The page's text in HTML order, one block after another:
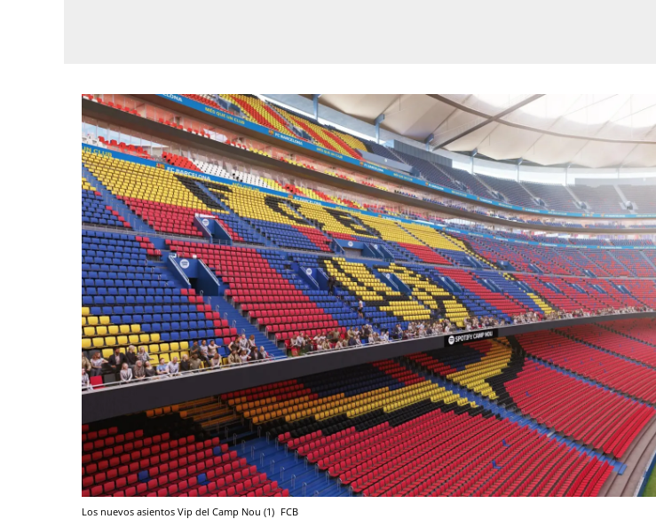
Los nuevos asientos Vip del Camp Nou (1) FCB